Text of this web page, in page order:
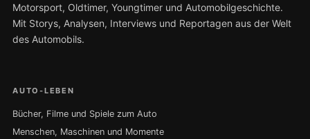
Motorsport, Oldtimer, Youngtimer und Automobilgeschichte.
Mit Storys, Analysen, Interviews und Reportagen aus der Welt
des Automobils.
AUTO-LEBEN
Bücher, Filme und Spiele zum Auto
Menschen, Maschinen und Momente